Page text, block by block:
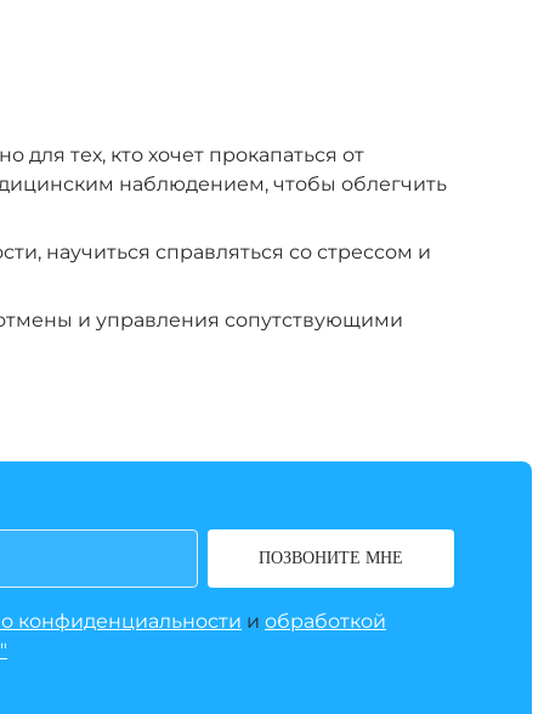
тех, кто хочет прокапаться от
наблюдением, чтобы облегчить
научиться справляться со стрессом и
и управления сопутствующими
ПОЗВОНИТЕ МНЕ
конфиденциальности и обработкой